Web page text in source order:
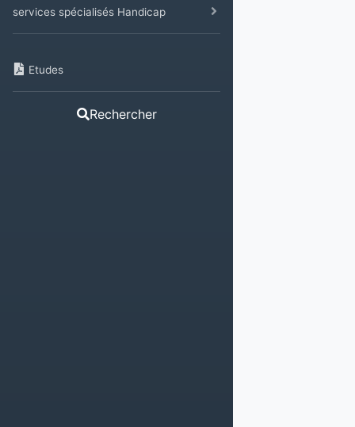
services spécialisés Handicap
Etudes
Rechercher